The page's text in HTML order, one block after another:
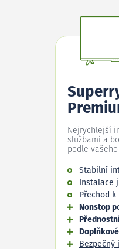
Nejrychlejší
službami a
podle vašeho
Stabilní
Instalace
Přechod
Nonstop
Bezpečný